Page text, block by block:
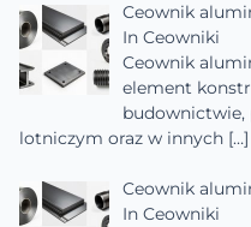
Ceownik
In Ceowniki
Ceownik
element
budownictwie,
lotniczym oraz w innych […]
Ceownik
In Ceowniki